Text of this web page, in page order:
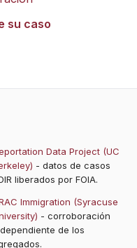
su caso
Data Project (UC
- datos de casos
liberados por FOIA.
Immigration (Syracuse
- corroboración
de los